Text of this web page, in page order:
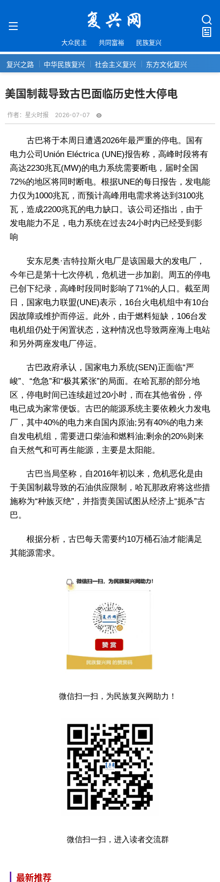
大众民主 共同富裕 民族复兴
复兴之路 中华民族复兴 社会主义复兴 东方文化复兴
美国制裁导致古巴面临历史性大停电
作者： 星火时报 2026-07-07
古巴将于本周日遭遇2026年最严重的停电。国有
电力公司Unión Eléctrica (UNE)报告称，高峰时段将有
高达2230兆瓦(MW)的电力系统需要断电，届时全国
72%的地区将同时断电。根据UNE的每日报告，发电能
力仅为1000兆瓦，而预计高峰用电需求将达到3100兆
瓦，造成2200兆瓦的电力缺口。该公司还指出，由于
发电能力不足，电力系统在过去24小时内已经受到影
响
安东尼奥·吉特拉斯火电厂是该国最大的发电厂，
今年已是第十七次停机，危机进一步加剧。周五的停电
已创下纪录，高峰时段同时影响了71%的人口。截至周
日，国家电力联盟(UNE)表示，16台火电机组中有10台
因故障或维护而停运。此外，由于燃料短缺，106台发
电机组仍处于闲置状态，这种情况也导致两座海上电站
和另外两座发电厂停运。
古巴政府承认，国家电力系统(SEN)正面临“严
峻”、“危急”和“极其紧张”的局面。在哈瓦那的部分地
区，停电时间已连续超过20小时，而在其他省份，停
电已成为家常便饭。古巴的能源系统主要依赖火力发电
厂，其中40%的电力来自国内原油;另有40%的电力来
自发电机组，需要进口柴油和燃料油;剩余的20%则来
自天然气和可再生能源，主要是太阳能。
古巴当局坚称，自2016年初以来，危机恶化是由
于美国制裁导致的石油供应限制，哈瓦那政府将这些措
施称为“种族灭绝”，并指责美国试图从经济上“扼杀”古
巴。
根据分析，古巴每天需要约10万桶石油才能满足
其能源需求。
微信扫一扫，为民族复兴网助力！
微信扫一扫，进入读者交流群
最新推荐